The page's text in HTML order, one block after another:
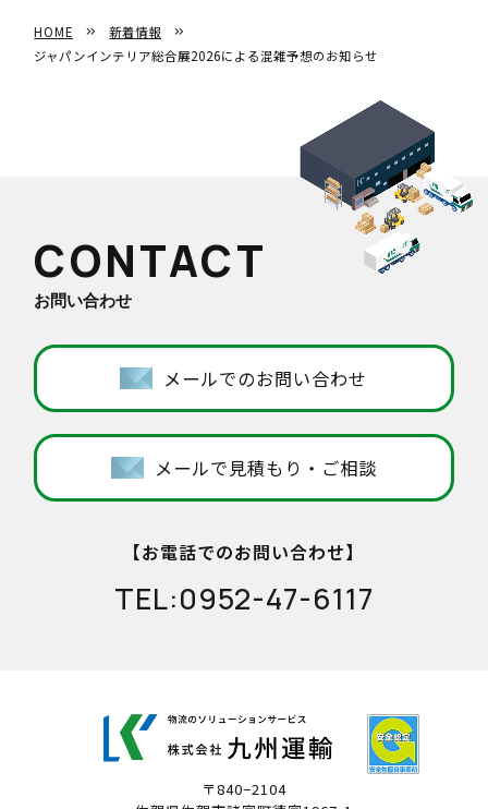
HOME keyboard_double_arrow_right 新着情報 keyboard_double_arrow_right
ジャパンインテリア総合展2026による混雑予想のお知らせ
CONTACT
お問い合わせ
メールでのお問い合わせ
メールで見積もり・ご相談
【お電話でのお問い合わせ】
TEL:0952-47-6117
〒840−2104